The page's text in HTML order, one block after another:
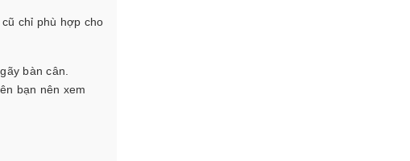
chỉ phù hợp cho
bàn cân.
bạn nên xem